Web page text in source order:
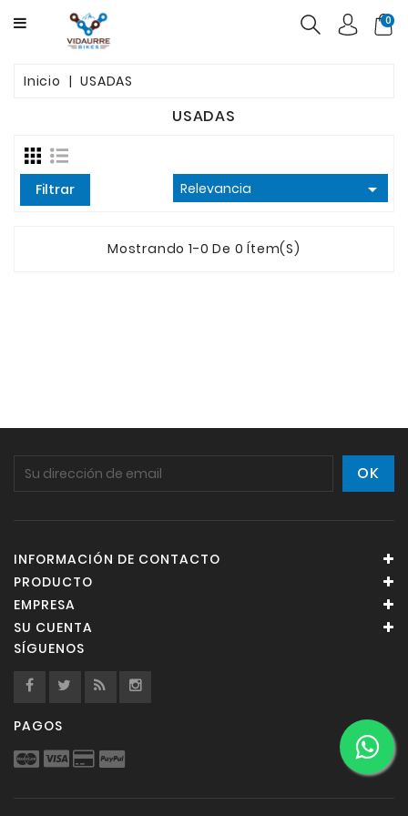
CATEGORY
USADAS
OFERTAS
0
Inicio USADAS
USADAS
Filtrar Relevancia 
Mostrando 1-0 De 0 Ítem(s)
INFORMACIÓN DE CONTACTO
PRODUCTO
EMPRESA
SU CUENTA
SÍGUENOS
PAGOS